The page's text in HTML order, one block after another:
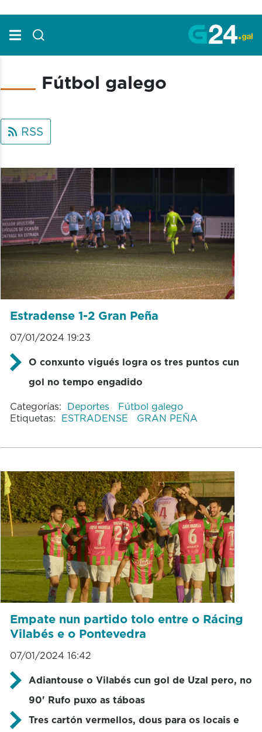
Fútbol galego
RSS
Estradense 1-2 Gran Peña
07/01/2024 19:23
O conxunto vigués logra os tres puntos cun
gol no tempo engadido
Categorías: Deportes
Fútbol galego
Etiquetas: ESTRADENSE GRAN PEÑA
Empate nun partido tolo entre o Rácing
Vilabés e o Pontevedra
07/01/2024 16:42
Adiantouse o Vilabés cun gol de Uzal pero, no
90' Rufo puxo as táboas
Tres cartón vermellos, dous para os locais e